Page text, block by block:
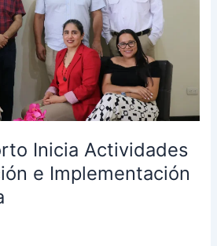
Inicia Actividades
e Implementación